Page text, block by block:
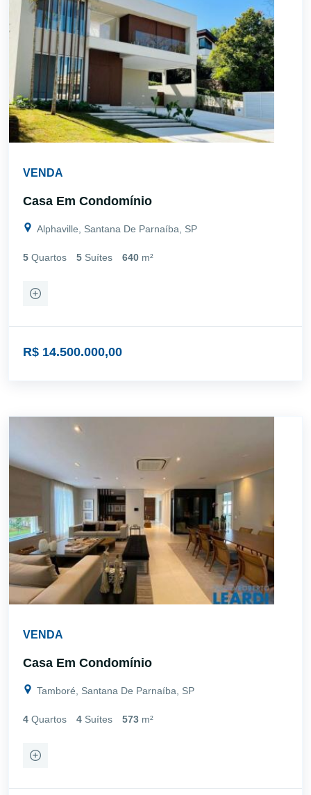
VENDA
Casa Em Condomínio
Alphaville, Santana De Parnaíba, SP
5 Quartos 5 Suítes 640 m²
R$ 14.500.000,00
VENDA
Casa Em Condomínio
Tamboré, Santana De Parnaíba, SP
4 Quartos 4 Suítes 573 m²